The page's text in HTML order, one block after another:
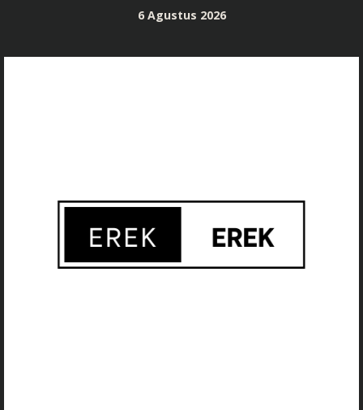
content
6 Agustus 2026